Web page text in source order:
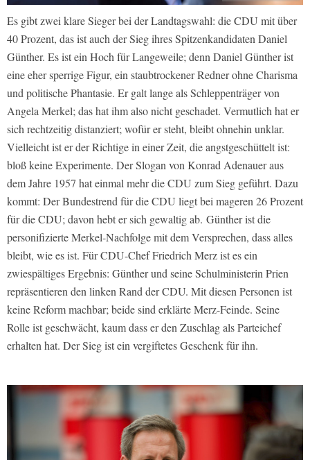
Es gibt zwei klare Sieger bei der Landtagswahl: die CDU mit über
40 Prozent, das ist auch der Sieg ihres Spitzenkandidaten Daniel
Günther. Es ist ein Hoch für Langeweile; denn Daniel Günther ist
eine eher sperrige Figur, ein staubtrockener Redner ohne Charisma
und politische Phantasie. Er galt lange als Schleppenträger von
Angela Merkel; das hat ihm also nicht geschadet. Vermutlich hat er
sich rechtzeitig distanziert; wofür er steht, bleibt ohnehin unklar.
Vielleicht ist er der Richtige in einer Zeit, die angstgeschüttelt ist:
bloß keine Experimente. Der Slogan von Konrad Adenauer aus
dem Jahre 1957 hat einmal mehr die CDU zum Sieg geführt. Dazu
kommt: Der Bundestrend für die CDU liegt bei mageren 26 Prozent
für die CDU; davon hebt er sich gewaltig ab. Günther ist die
personifizierte Merkel-Nachfolge mit dem Versprechen, dass alles
bleibt, wie es ist. Für CDU-Chef Friedrich Merz ist es ein
zwiespältiges Ergebnis: Günther und seine Schulministerin Prien
repräsentieren den linken Rand der CDU. Mit diesen Personen ist
keine Reform machbar; beide sind erklärte Merz-Feinde. Seine
Rolle ist geschwächt, kaum dass er den Zuschlag als Parteichef
erhalten hat. Der Sieg ist ein vergiftetes Geschenk für ihn.